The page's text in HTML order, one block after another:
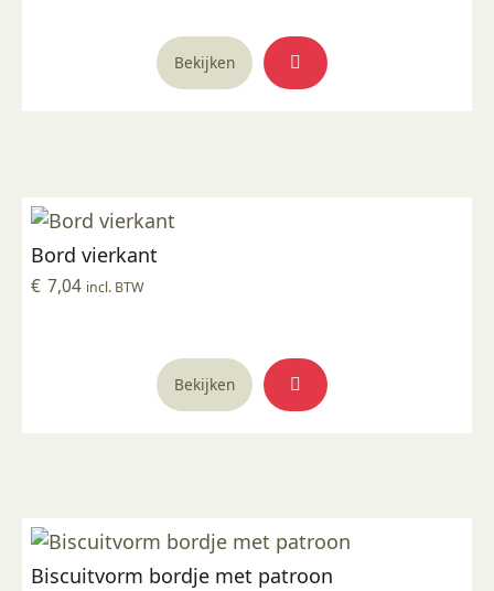
Bekijken
Bord vierkant
€ 7,04 incl. BTW
Bekijken
Biscuitvorm bordje met patroon